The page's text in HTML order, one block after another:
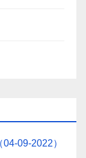
09-2022）